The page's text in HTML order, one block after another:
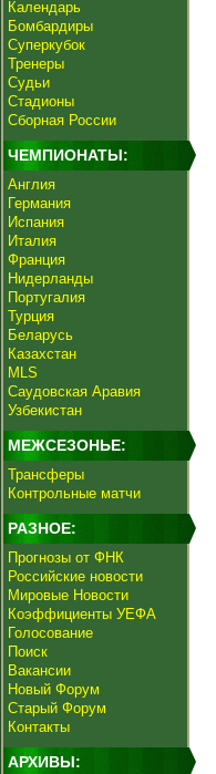
Календарь
Бомбардиры
Суперкубок
Тренеры
Судьи
Стадионы
Сборная России
ЧЕМПИОНАТЫ:
Англия
Германия
Испания
Италия
Франция
Нидерланды
Португалия
Турция
Беларусь
Казахстан
MLS
Саудовская Аравия
Узбекистан
МЕЖСЕЗОНЬЕ:
Трансферы
Контрольные матчи
РАЗНОЕ:
Прогнозы от ФНК
Российские новости
Мировые Новости
Коэффициенты УЕФА
Голосование
Поиск
Вакансии
Новый Форум
Старый Форум
Контакты
АРХИВЫ: